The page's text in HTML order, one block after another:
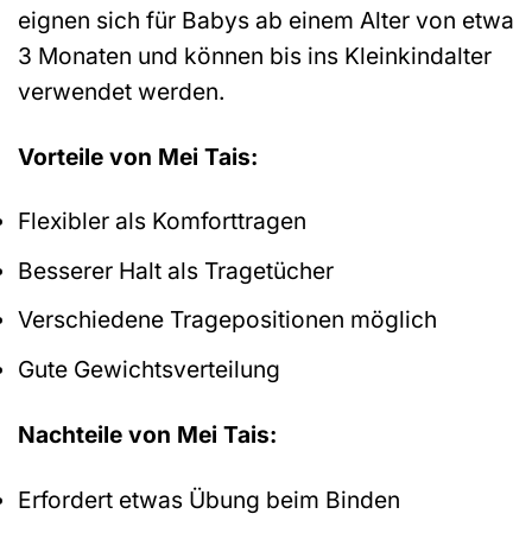
eignen sich für Babys ab einem Alter von etwa
3 Monaten und können bis ins Kleinkindalter
verwendet werden.
Vorteile von Mei Tais:
Flexibler als Komforttragen
Besserer Halt als Tragetücher
Verschiedene Tragepositionen möglich
Gute Gewichtsverteilung
Nachteile von Mei Tais:
Erfordert etwas Übung beim Binden